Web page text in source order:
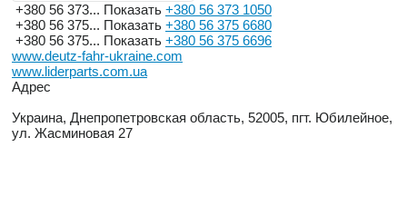
+380 56 373... Показать +380 56 373 1050
+380 56 375... Показать +380 56 375 6680
+380 56 375... Показать +380 56 375 6696
www.deutz-fahr-ukraine.com
www.liderparts.com.ua
Адрес
Украина, Днепропетровская область, 52005, пгт. Юбилейное,
ул. Жасминовая 27